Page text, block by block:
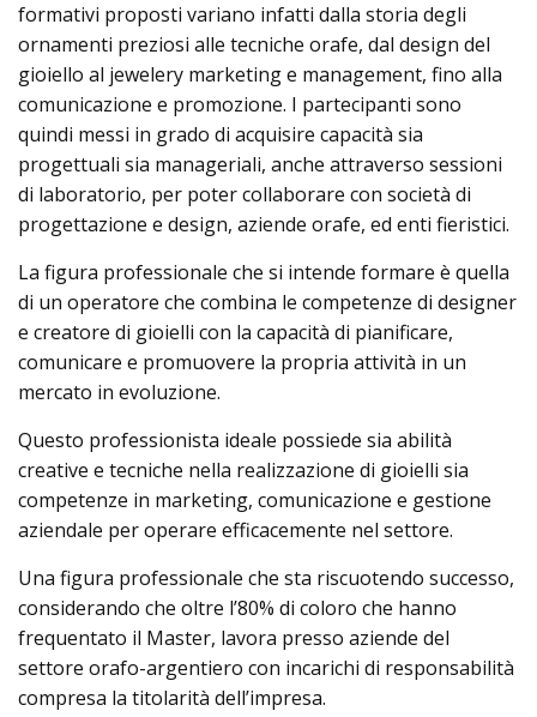
formativi proposti variano infatti dalla storia degli
ornamenti preziosi alle tecniche orafe, dal design del
gioiello al jewelery marketing e management, fino alla
comunicazione e promozione. I partecipanti sono
quindi messi in grado di acquisire capacità sia
progettuali sia manageriali, anche attraverso sessioni
di laboratorio, per poter collaborare con società di
progettazione e design, aziende orafe, ed enti fieristici.
La figura professionale che si intende formare è quella
di un operatore che combina le competenze di designer
e creatore di gioielli con la capacità di pianificare,
comunicare e promuovere la propria attività in un
mercato in evoluzione.
Questo professionista ideale possiede sia abilità
creative e tecniche nella realizzazione di gioielli sia
competenze in marketing, comunicazione e gestione
aziendale per operare efficacemente nel settore.
Una figura professionale che sta riscuotendo successo,
considerando che oltre l’80% di coloro che hanno
frequentato il Master, lavora presso aziende del
settore orafo-argentiero con incarichi di responsabilità
compresa la titolarità dell’impresa.